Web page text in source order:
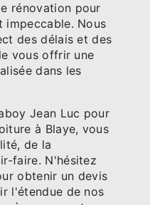
rénovation pour
impeccable. Nous
des délais et des
vous offrir une
dans les
Jean Luc pour
à Blaye, vous
de la
faire. N'hésitez
obtenir un devis
l'étendue de nos